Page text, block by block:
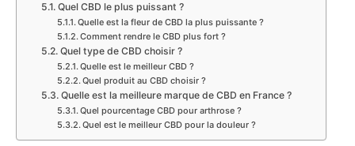
Quel CBD le plus puissant ?
Quelle est la fleur de CBD la plus puissante ?
Comment rendre le CBD plus fort ?
Quel type de CBD choisir ?
Quelle est le meilleur CBD ?
Quel produit au CBD choisir ?
Quelle est la meilleure marque de CBD en France ?
Quel pourcentage CBD pour arthrose ?
Quel est le meilleur CBD pour la douleur ?